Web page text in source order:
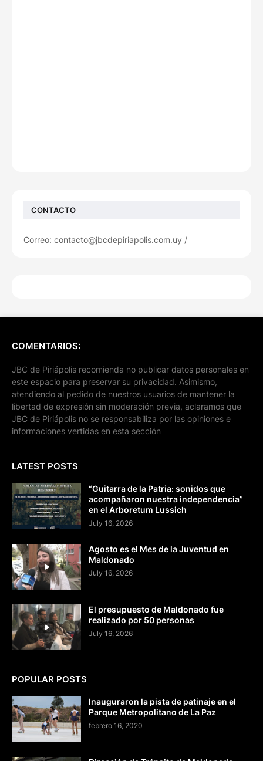
CONTACTO
Correo: contacto@jbcdepiriapolis.com.uy /
COMENTARIOS:
JBC de Piriápolis recomienda no publicar datos personales en
este espacio para preservar su privacidad. Asimismo,
atendiendo al pedido de nuestros usuarios de mantener la
libertad de expresión sin moderación previa, aclaramos que
JBC de Piriápolis no se responsabiliza por las opiniones e
informaciones vertidas en esta sección
LATEST POSTS
“Guitarra de la Patria: sonidos que
acompañaron nuestra independencia”
en el Arboretum Lussich
July 16, 2026
Agosto es el Mes de la Juventud en
Maldonado
July 16, 2026
El presupuesto de Maldonado fue
realizado por 50 personas
July 16, 2026
POPULAR POSTS
Inauguraron la pista de patinaje en el
Parque Metropolitano de La Paz
febrero 16, 2020